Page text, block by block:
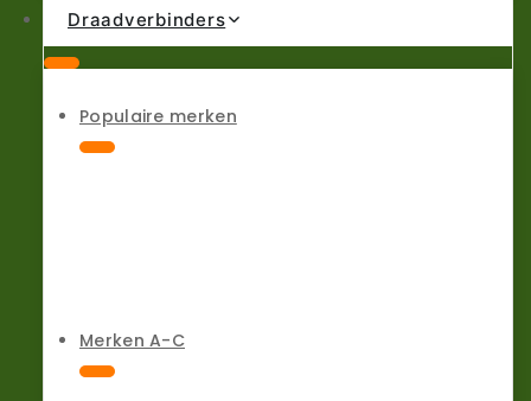
Draadverbinders
Populaire merken
Merken A-C